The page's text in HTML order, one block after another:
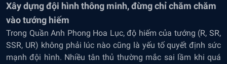
Xây dựng đội hình thông minh, đừng chỉ chăm chăm
vào tướng hiếm
Trong Quần Anh Phong Hoa Lục, độ hiếm của tướng (R, SR,
SSR, UR) không phải lúc nào cũng là yếu tố quyết định sức
mạnh đội hình. Nhiều tân thủ thường mắc sai lầm khi quá